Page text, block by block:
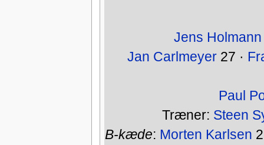
Jens Holmann
Jan Carlmeyer 27 ·
Paul
Træner: Steen
B-kæde: Morten Karlsen